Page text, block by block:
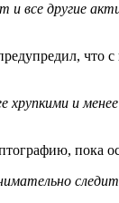
все другие
что
и
пока